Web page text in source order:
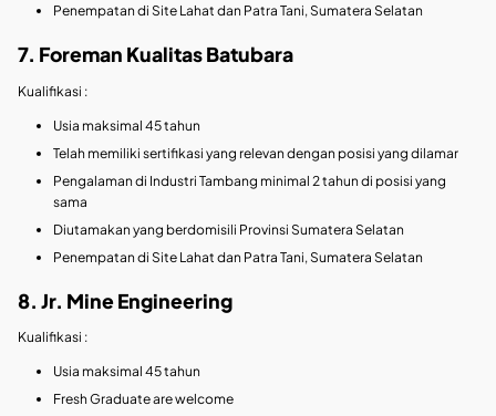
Penempatan di Site Lahat dan Patra Tani, Sumatera Selatan
7. Foreman Kualitas Batubara
Kualifikasi :
Usia maksimal 45 tahun
Telah memiliki sertifikasi yang relevan dengan posisi yang dilamar
Pengalaman di Industri Tambang minimal 2 tahun di posisi yang
sama
Diutamakan yang berdomisili Provinsi Sumatera Selatan
Penempatan di Site Lahat dan Patra Tani, Sumatera Selatan
8. Jr. Mine Engineering
Kualifikasi :
Usia maksimal 45 tahun
Fresh Graduate are welcome